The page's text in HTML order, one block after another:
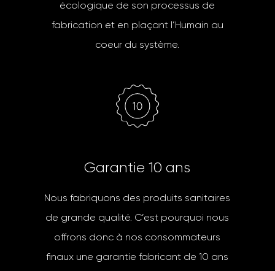
écologique de son processus de
fabrication et en plaçant l’Humain au
coeur du système.
Garantie 10 ans
Nous fabriquons des produits sanitaires
de grande qualité. C’est pourquoi nous
offrons donc à nos consommateurs
finaux une garantie fabricant de 10 ans